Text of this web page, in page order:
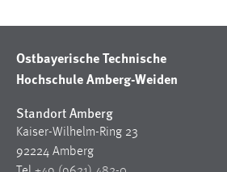
Ostbayerische Technische
Hochschule Amberg-Weiden
Standort Amberg
Kaiser-Wilhelm-Ring 23
92224 Amberg
Statistik Cookies erfassen
Diese Informationen helfen uns zu
unsere Besucher unsere Website